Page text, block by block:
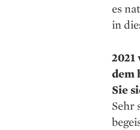
es
in
dem
Sie
Sehr